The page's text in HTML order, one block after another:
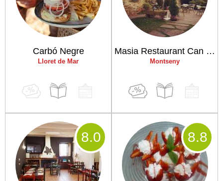
Carbó Negre
Lloret de Mar
Masia Restaurant Can Nena
Montseny
8.0 8.8